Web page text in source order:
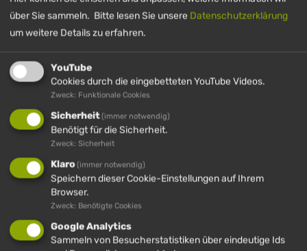
Versand des Newsletters verwendet und nicht
abmelden oder Ihre Einwilligung jederzeit per
E-Mail an info@huendle.de widerrufen. Mit
Ihrer Abmeldung vom Newsletter betrachten
wir Ihre Einwilligung als widerrufen und Ihre
Daten werden von uns gelöscht.Durch
Absenden der von Ihnen eingegebenen Daten
willigen Sie in die Datenverarbeitung ein und
bestätigen unsere Datenschutzerklärung.
Weitere Informationen finden Sie in unseren
über Sie sammeln. Bitte lesen Sie unsere Datenschutzerklärung
um weitere Details zu erfahren.
YouTube
Cookies durch die eingebetteten YouTube Videos.
Zweck: Funktionale Cookies
Sicherheit(immer notwendig)
Benötigt für die Sicherheit.
Zweck: Sicherheit
Klaro (immer notwendig)
Speichern dieser Cookie-Einstellungen auf Ihrem
Browser.
Zweck: Benötigte Cookies
Google Analytics
Sammeln von Besucherstatistiken über eindeutige Ids